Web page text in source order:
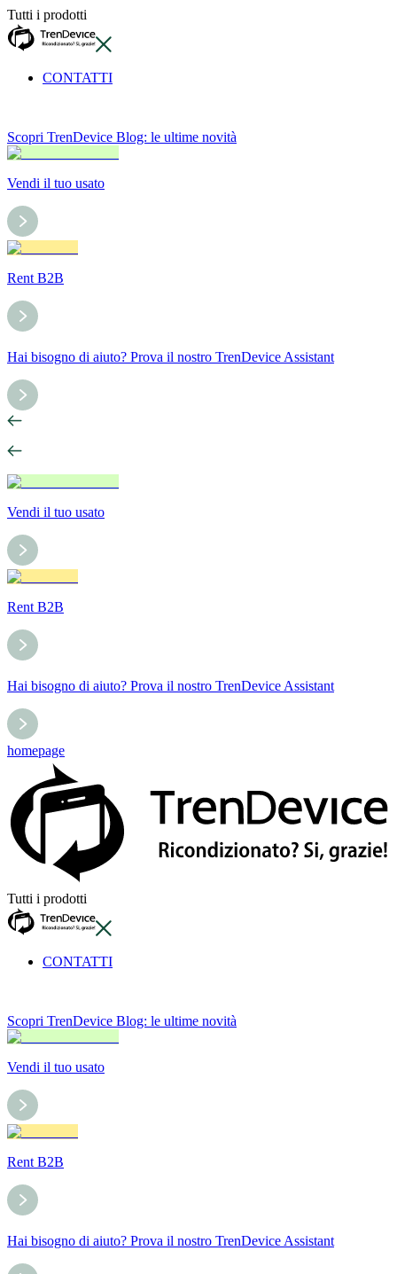
Tutti i prodotti
CONTATTI
Scopri TrenDevice Blog: le ultime novità
Vendi il tuo usato
Rent B2B
Hai bisogno di aiuto? Prova il nostro TrenDevice Assistant
Vendi il tuo usato
Rent B2B
Hai bisogno di aiuto? Prova il nostro TrenDevice Assistant
homepage
Tutti i prodotti
CONTATTI
Scopri TrenDevice Blog: le ultime novità
Vendi il tuo usato
Rent B2B
Hai bisogno di aiuto? Prova il nostro TrenDevice Assistant